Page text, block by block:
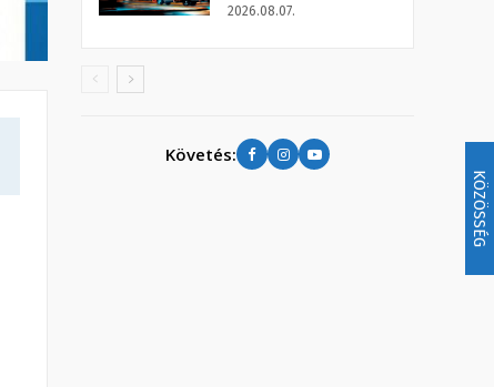
KÖZÖSSÉG
2026.08.07.
Követés: